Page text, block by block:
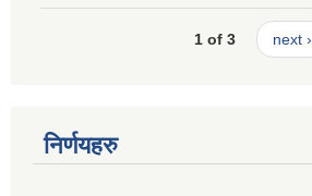
1 of 3 next ›
निर्णयहरु